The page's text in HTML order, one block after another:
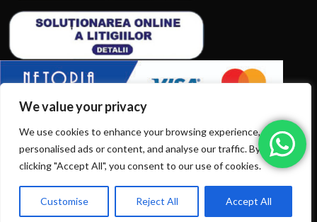
We value your privacy
We use cookies to enhance your browsing experience, serve
personalised ads or content, and analyse our traffic. By
clicking "Accept All", you consent to our use of cookies.
Customise Reject All Accept All
Ai intrebări? Sună la: +40720366616
ARTICOLE RECENTE
TERMENI & CONDITII
CATEGORII DE PRODUSE
0